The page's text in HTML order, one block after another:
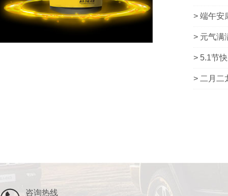
> 端午安
> 元气满
> 5.1节
> 二月二
咨询热线